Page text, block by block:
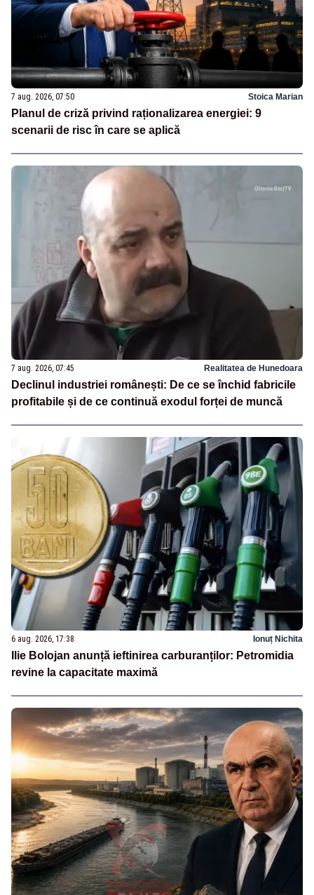
7 aug. 2026, 07:50 Stoica Marian
Planul de criză privind raționalizarea energiei: 9
scenarii de risc în care se aplică
7 aug. 2026, 07:45 Realitatea de Hunedoara
Declinul industriei românești: De ce se închid fabricile
profitabile și de ce continuă exodul forței de muncă
6 aug. 2026, 17:38 Ionuț Nichita
Ilie Bolojan anunță ieftinirea carburanților: Petromidia
revine la capacitate maximă